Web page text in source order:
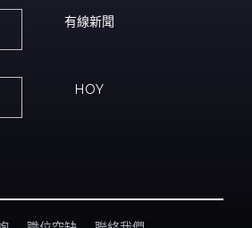
有線新聞
HOY